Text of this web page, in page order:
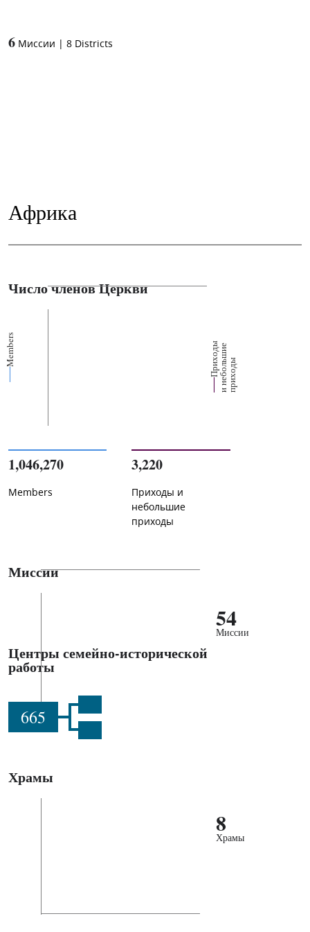
6 Миссии | 8 Districts
Африка
Число членов Церкви
Members П
р
их
о
д
ы
и
н
е
б
о
ль
ш
ие
п
р
и
х
о
ды
1,046,270
Members
3,220
Приходы и
небольшие
приходы
Миссии
54
Миссии
Центры семейно-исторической
работы
665
Храмы
8
Храмы